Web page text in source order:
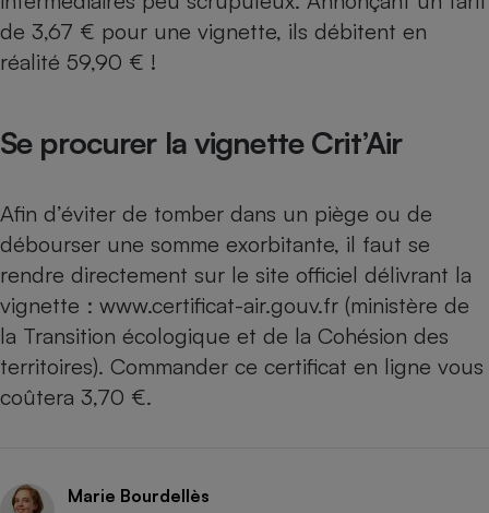
de 3,67 € pour une vignette, ils débitent en
réalité 59,90 € !
Se procurer la vignette Crit’Air
Afin d’éviter de tomber dans un piège ou de
débourser une somme exorbitante, il faut se
rendre directement sur le site officiel délivrant la
vignette : www.certificat-air.gouv.fr (ministère de
la Transition écologique et de la Cohésion des
territoires). Commander ce certificat en ligne vous
coûtera 3,70 €.
Marie Bourdellès